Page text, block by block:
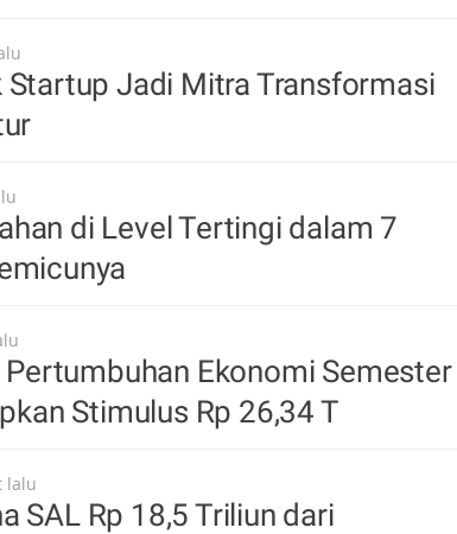
Startup Jadi Mitra Transformasi
di Level Tertingi dalam 7
Ekonomi Semester
Stimulus Rp 26,34 T
lalu
SAL Rp 18,5 Triliun dari